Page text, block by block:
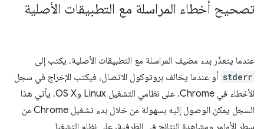
تصحيح أخطاء المراسلة مع التطبيقات الأصلية
عندما يتعذّر بدء مضيف المراسلة مع التطبيقات الأصلية، يكتب إلى
stderr أو عندما يخالف بروتوكول الاتصال، فيكتب الإخراج في سجل
الأخطاء في Chrome. على نظامي التشغيل Linux وOS X، يأتي هذا
السجل يمكن الوصول إليه بسهولة من خلال بدء تشغيل Chrome من
سطر الأوامر ومشاهدة النتائج في الطرفية. على نظام التشغيل